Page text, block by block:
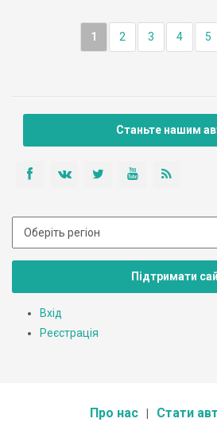
1 2 3 4 5
Станьте нашим
Підтримати
Вхід
Реєстрація
Про нас Стати